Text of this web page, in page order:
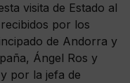
visita de Estado al
por los
de Andorra y
Ángel Ros y
por la jefa de